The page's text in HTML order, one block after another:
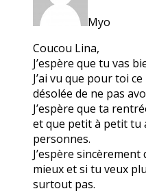
Myo
Coucou Lina,
J’espère que tu vas
J’ai vu que pour toi
désolée de ne pas
J’espère que ta
et que petit à petit tu
personnes.
J’espère
mieux et si tu veux
surtout pas.